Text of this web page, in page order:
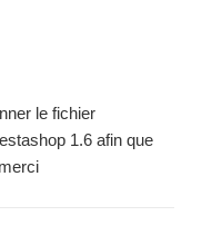
le fichier
1.6 afin que